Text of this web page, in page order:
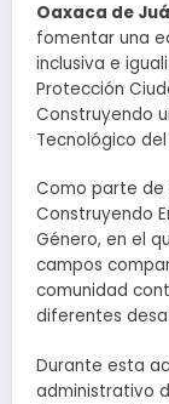
Oaxaca de
fomentar una
inclusiva e
Protección
Construyendo
Tecnológico
Como parte de
Construyendo
Género, en el
campos
comunidad
diferentes
Durante esta
administrativo